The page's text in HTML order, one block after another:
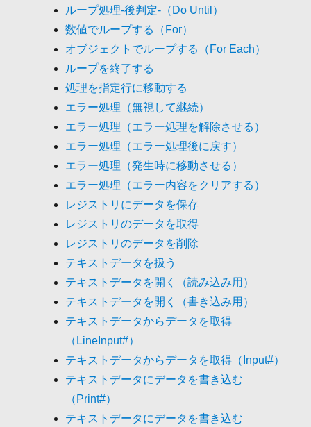
ループ処理-後判定-（Do Until）
数値でループする（For）
オブジェクトでループする（For Each）
ループを終了する
処理を指定行に移動する
エラー処理（無視して継続）
エラー処理（エラー処理を解除させる）
エラー処理（エラー処理後に戻す）
エラー処理（発生時に移動させる）
エラー処理（エラー内容をクリアする）
レジストリにデータを保存
レジストリのデータを取得
レジストリのデータを削除
テキストデータを扱う
テキストデータを開く（読み込み用）
テキストデータを開く（書き込み用）
テキストデータからデータを取得
（LineInput#）
テキストデータからデータを取得（Input#）
テキストデータにデータを書き込む
（Print#）
テキストデータにデータを書き込む